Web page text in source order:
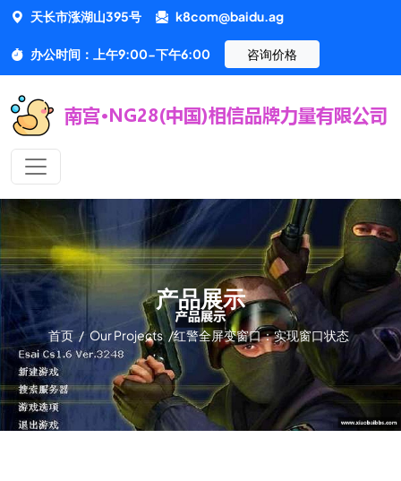
天长市涨湖山395号 k8com@baidu.ag
办公时间：上午9:00-下午6:00 咨询价格
产品展示
首页 / Our Projects /红警全屏变窗口：实现窗口状态